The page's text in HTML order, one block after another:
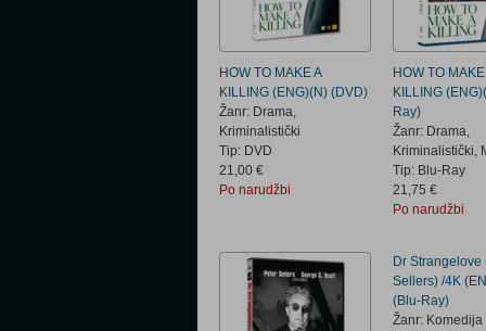
HOW TO MAKE A
KILLING (ENG)(N) (DVD)
Žanr: Drama,
Kriminalistički
Tip: DVD
21,00 €
Po narudžbi
HOW TO MAKE
KILLING
Ray)
Žanr: Drama,
Kriminalistički,
Tip: Blu-Ray
21,75 €
Po narudžbi
Dr Strangelove
Sellers) /4K
(Blu-Ray)
Žanr: Komedija